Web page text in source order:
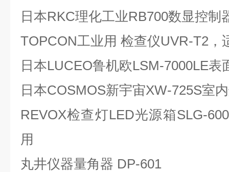
日本RKC理化工业RB700数显控制
TOPCON工业用 检查仪UVR-T2，
日本LUCEO鲁机欧LSM-7000LE表
日本COSMOS新宇宙XW-725S室
REVOX检查灯LED光源箱SLG-
用
丸井仪器量角器 DP-601